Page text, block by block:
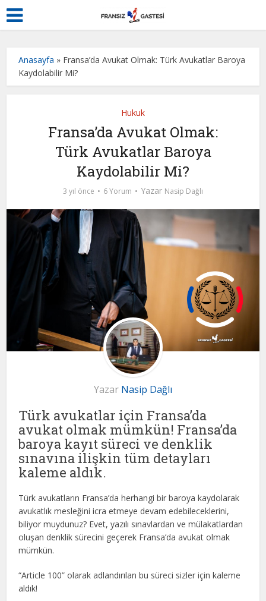
Anasayfa » Fransa’da Avukat Olmak: Türk Avukatlar Baroya
Kaydolabilir Mi?
Hukuk
Fransa’da Avukat Olmak:
Türk Avukatlar Baroya
Kaydolabilir Mi?
3 yıl önce 6 Yorum Yazar Nasip Dağlı
Yazar Nasip Dağlı
Türk avukatlar için Fransa’da
avukat olmak mümkün! Fransa’da
baroya kayıt süreci ve denklik
sınavına ilişkin tüm detayları
kaleme aldık.
Türk avukatların Fransa’da herhangi bir baroya kaydolarak
avukatlık mesleğini icra etmeye devam edebileceklerini,
biliyor muydunuz? Evet, yazılı sınavlardan ve mülakatlardan
oluşan denklik sürecini geçerek Fransa’da avukat olmak
mümkün.
“Article 100” olarak adlandırılan bu süreci sizler için kaleme
aldık!